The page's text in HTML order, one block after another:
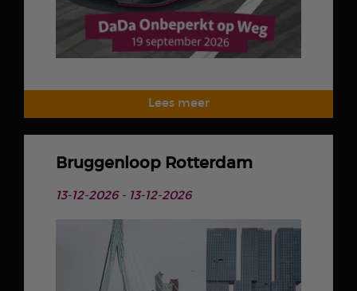
Bruggenloop Rotterdam
13-12-2026 - 13-12-2026